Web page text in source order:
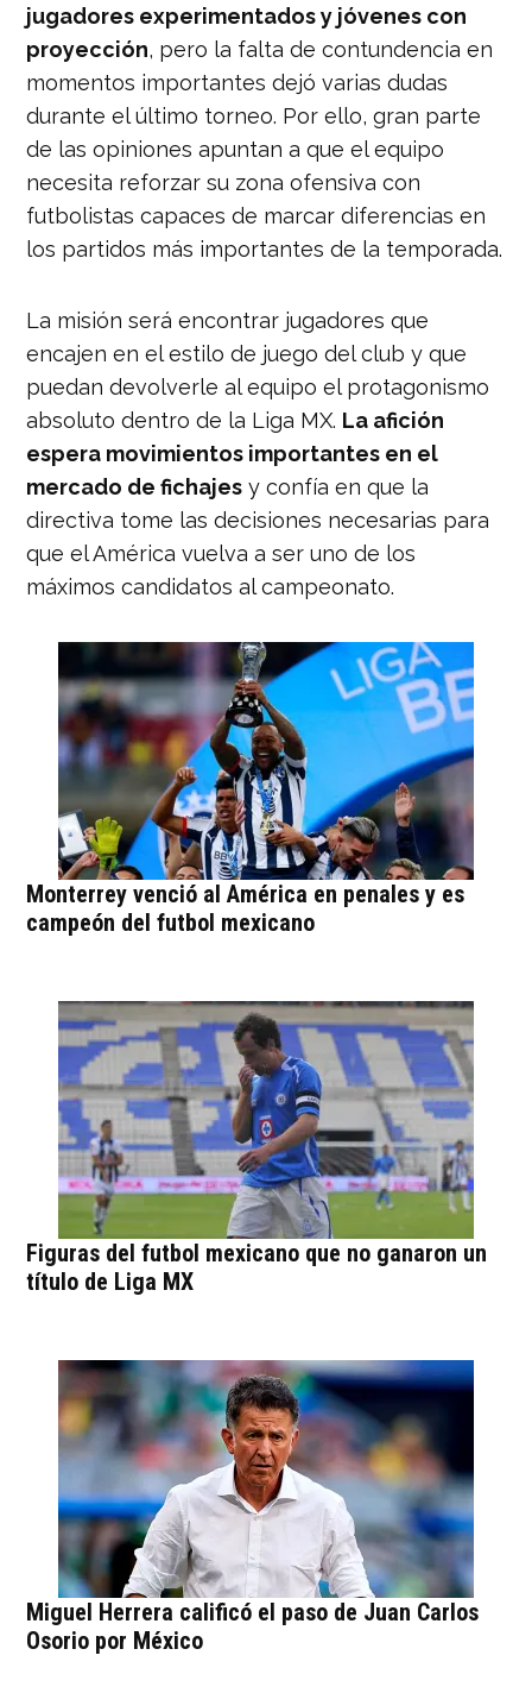
jugadores experimentados y jóvenes con
proyección, pero la falta de contundencia en
momentos importantes dejó varias dudas
durante el último torneo. Por ello, gran parte
de las opiniones apuntan a que el equipo
necesita reforzar su zona ofensiva con
futbolistas capaces de marcar diferencias en
los partidos más importantes de la temporada.
La misión será encontrar jugadores que
encajen en el estilo de juego del club y que
puedan devolverle al equipo el protagonismo
absoluto dentro de la Liga MX. La afición
espera movimientos importantes en el
mercado de fichajes y confía en que la
directiva tome las decisiones necesarias para
que el América vuelva a ser uno de los
máximos candidatos al campeonato.
Monterrey venció al América en penales y es
campeón del futbol mexicano
Figuras del futbol mexicano que no ganaron un
título de Liga MX
Miguel Herrera calificó el paso de Juan Carlos
Osorio por México